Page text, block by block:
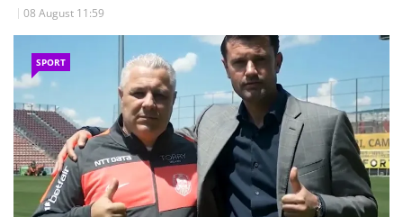
08 August 11:59
SPORT